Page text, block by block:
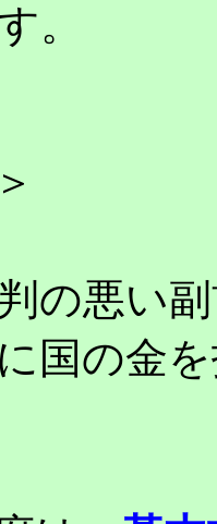
。
の悪い
国の金